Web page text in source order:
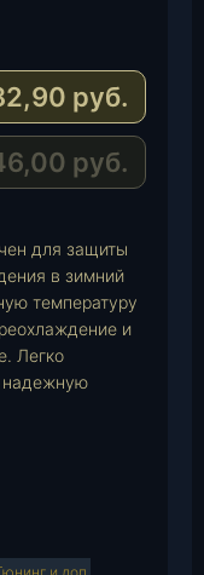
руб.
руб.
для защиты
в зимний
температуру
и
Легко
надежную